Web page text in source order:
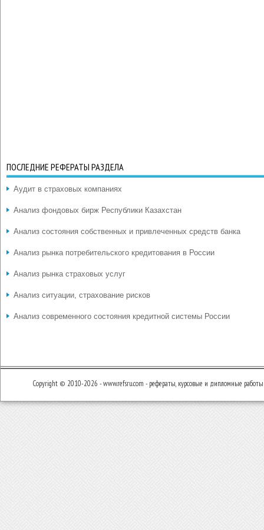
ПОСЛЕДНИЕ РЕФЕРАТЫ РАЗДЕЛА
Аудит в страховых компаниях
Анализ фондовых бирж Республики Казахстан
Анализ состояния собственных и привлеченных средств банка
Анализ рынка потребительского кредитования в России
Анализ рынка страховых услуг
Анализ ситуации, страхование рисков
Анализ современного состояния кредитной системы России
Copyright © 2010-2026 - www.refsru.com - рефераты, курсовые и дипломные работы